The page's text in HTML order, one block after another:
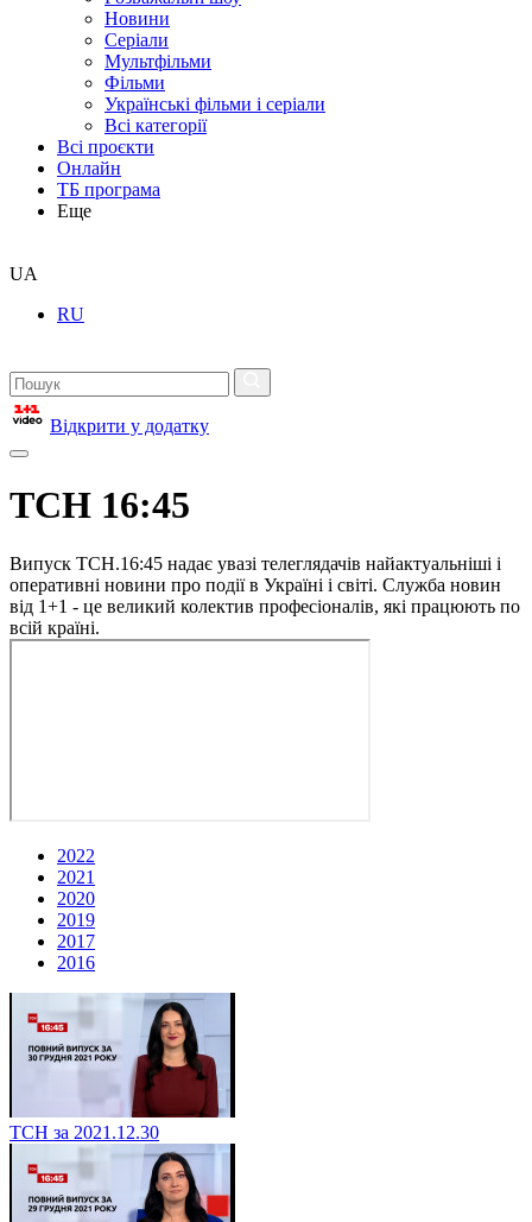
Новини
Серіали
Мультфільми
Фільми
Українські фільми і серіали
Всі категорії
Всі проєкти
Онлайн
ТБ програма
Еще
UA
RU
Відкрити у додатку
ТСН 16:45
Випуск ТСН.16:45 надає увазі телеглядачів найактуальніші і
оперативні новини про події в Україні і світі. Служба новин
від 1+1 - це великий колектив професіоналів, які працюють по
всій країні.
2022
2021
2020
2019
2017
2016
ТСН за 2021.12.30